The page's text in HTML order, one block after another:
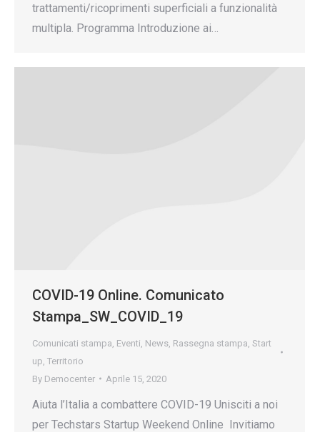
trattamenti/ricoprimenti superficiali a funzionalità
multipla. Programma Introduzione ai…
COVID-19 Online. Comunicato
Stampa_SW_COVID_19
Comunicati stampa Eventi News Rassegna stampa Start
up Territorio
By Democenter Aprile 15, 2020
Aiuta l’Italia a combattere COVID-19 Unisciti a noi
per Techstars Startup Weekend Online Invitiamo